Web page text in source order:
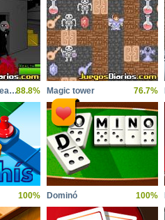
SWAT stickman weapons and tactics88.8% Magic tower 76.7%
100% Dominó 100%